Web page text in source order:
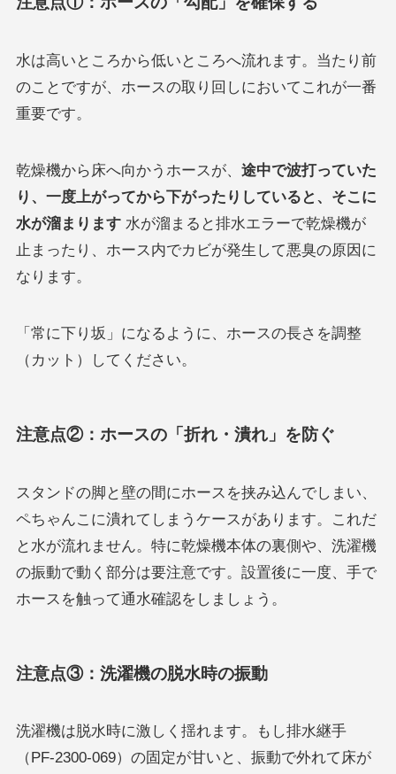
水は高いところから低いところへ流れます。当たり前
のことですが、ホースの取り回しにおいてこれが一番
重要です。
乾燥機から床へ向かうホースが、 途中で波打っていた
り、一度上がってから下がったりしていると、そこに
水が溜まります水が溜まると排水エラーで乾燥機が
止まったり、ホース内でカビが発生して悪臭の原因に
なります。
「常に下り坂」になるように、ホースの長さを調整
（カット）してください。
注意点②：ホースの「折れ・潰れ」を防ぐ
スタンドの脚と壁の間にホースを挟み込んでしまい、
ペちゃんこに潰れてしまうケースがあります。これだ
と水が流れません。特に乾燥機本体の裏側や、洗濯機
の振動で動く部分は要注意です。設置後に一度、手で
ホースを触って通水確認をしましょう。
注意点③：洗濯機の脱水時の振動
洗濯機は脱水時に激しく揺れます。もし排水継手
（PF-2300-069）の固定が甘いと、振動で外れて床が